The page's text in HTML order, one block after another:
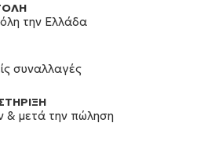
την Ελλάδα
συναλλαγές
& μετά την πώληση